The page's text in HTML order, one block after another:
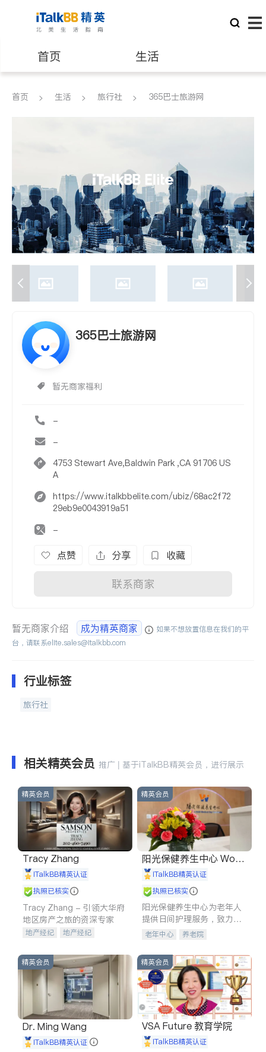
首页 生活
医生 律师
养老 非盈利组织
首页 生活 旅行社 365巴士旅游网
365巴士旅游网
暂无商家福利
-
-
4753 Stewart Ave,Baldwin Park ,CA 91706 US
A
https://www.italkbbelite.com/ubiz/68ac2f72
29eb9e0043919a51
-
点赞 分享 收藏
联系商家
暂无商家介绍 成为精英商家
如果不想放置信息在我们的平
台，请联系elite.sales@italkbb.com
行业标签
旅行社
相关精英会员 推广 | 基于iTalkBB精英会员，进行展示
精英会员
Tracy Zhang
iTalkBB精英认证
执照已核实
Tracy Zhang - 引领大华府
地区房产之旅的资深专家
地产经纪
地产经纪
商铺租售
开发商建商
精英会员
阳光保健养生中心 World
shine
iTalkBB精英认证
执照已核实
阳光保健养生中心为老年人
提供日间护理服务，致力于
通过持续的护理创新来有效
老年中心 养老院
精英会员
Dr. Ming Wang
iTalkBB精英认证
精英会员
VSA Future 教育学院
iTalkBB精英认证